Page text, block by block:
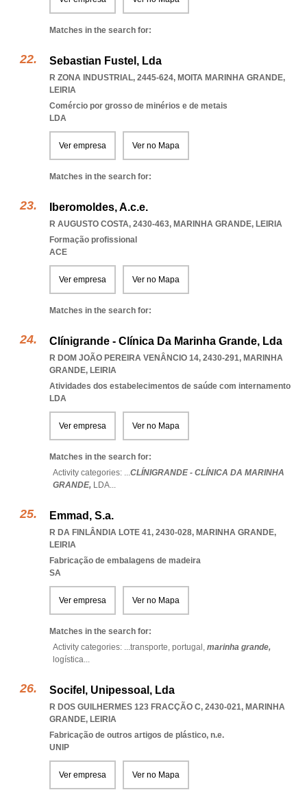
Matches in the search for:
Sebastian Fustel, Lda
R ZONA INDUSTRIAL, 2445-624, MOITA MARINHA GRANDE,
LEIRIA
Comércio por grosso de minérios e de metais
LDA
Ver empresa Ver no Mapa
Matches in the search for:
Iberomoldes, A.c.e.
R AUGUSTO COSTA, 2430-463, MARINHA GRANDE, LEIRIA
Formação profissional
ACE
Ver empresa Ver no Mapa
Matches in the search for:
Clínigrande - Clínica Da Marinha Grande, Lda
R DOM JOÃO PEREIRA VENÂNCIO 14, 2430-291, MARINHA
GRANDE, LEIRIA
Atividades dos estabelecimentos de saúde com internamento
LDA
Ver empresa Ver no Mapa
Matches in the search for:
Activity categories: ...CLÍNIGRANDE - CLÍNICA DA MARINHA
GRANDE, LDA...
Emmad, S.a.
R DA FINLÂNDIA LOTE 41, 2430-028, MARINHA GRANDE,
LEIRIA
Fabricação de embalagens de madeira
SA
Ver empresa Ver no Mapa
Matches in the search for:
Activity categories: ...transporte, portugal, marinha grande,
logística...
Socifel, Unipessoal, Lda
R DOS GUILHERMES 123 FRACÇÃO C, 2430-021, MARINHA
GRANDE, LEIRIA
Fabricação de outros artigos de plástico, n.e.
UNIP
Ver empresa Ver no Mapa